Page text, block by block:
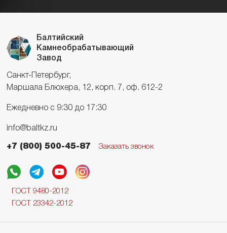
Балтийский
Камнеобрабатывающий
Завод
Санкт-Петербург,
Маршала Блюхера, 12, корп. 7, оф. 612-2
Ежедневно с 9:30 до 17:30
info@baltkz.ru
+7 (800) 500-45-87 Заказать звонок
ГОСТ 9480-2012
ГОСТ 23342-2012